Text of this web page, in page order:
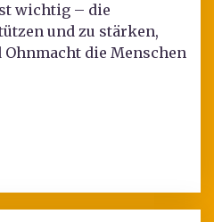
wichtig – die
und zu stärken,
die Menschen